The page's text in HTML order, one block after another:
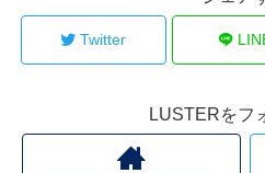
Twitter
LUSTERをフ